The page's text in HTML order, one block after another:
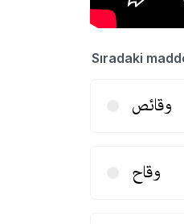
Sıradaki
وقائص
وقاح